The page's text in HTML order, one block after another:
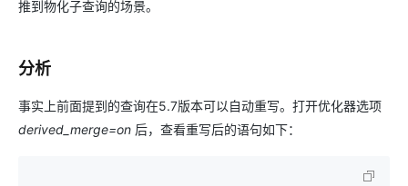
推到物化子查询的场景。
分析
事实上前面提到的查询在5.7版本可以自动重写。打开优化器选项
derived_merge=on 后，查看重写后的语句如下：